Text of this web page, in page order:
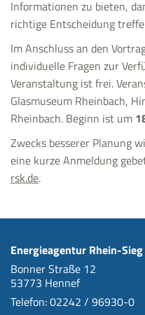
Informationen zu bieten,
richtige Entscheidung
Im Anschluss an den
individuelle Fragen zur
Veranstaltung ist frei.
Glasmuseum Rheinbach,
Rheinbach. Beginn ist um
Zwecks besserer Planung
eine kurze Anmeldung
rsk.de.
Energieagentur Rhein-Sieg
Bonner Straße 12
53773 Hennef
Telefon: 02242 / 96930-0